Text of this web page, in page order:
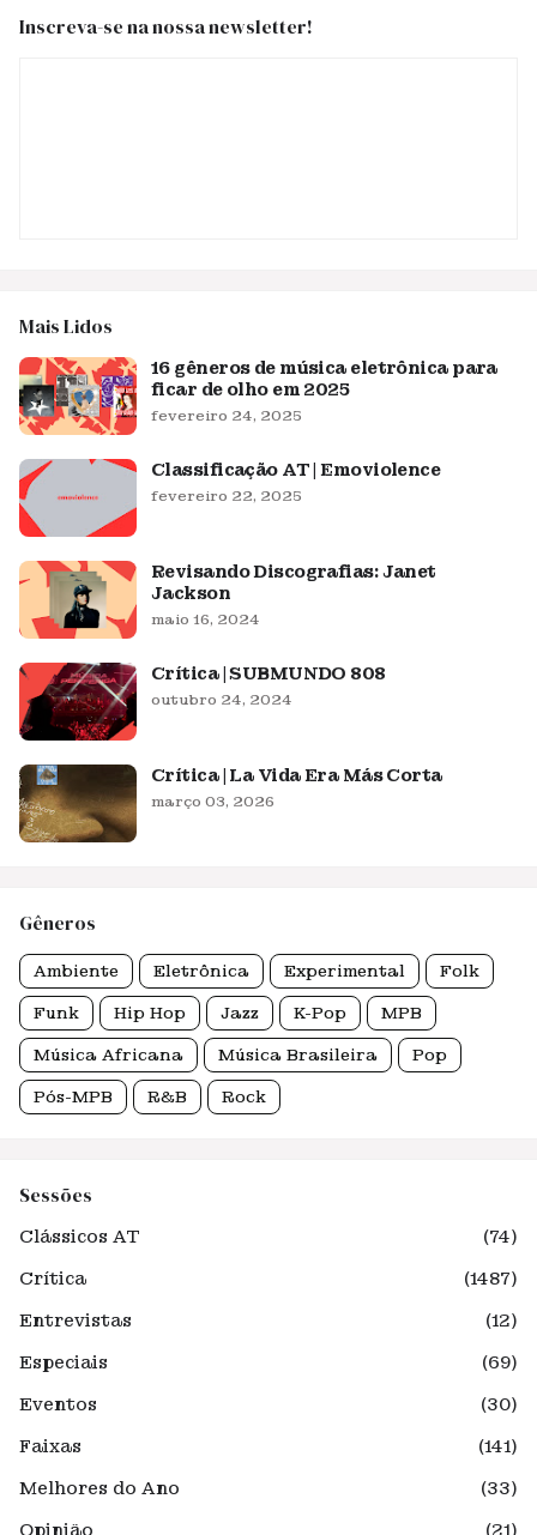
Inscreva-se na nossa newsletter!
Mais Lidos
16 gêneros de música eletrônica para
ficar de olho em 2025
fevereiro 24, 2025
Classificação AT | Emoviolence
fevereiro 22, 2025
Revisando Discografias: Janet
Jackson
maio 16, 2024
Crítica | SUBMUNDO 808
outubro 24, 2024
Crítica | La Vida Era Más Corta
março 03, 2026
Gêneros
Ambiente Eletrônica Experimental Folk
Funk Hip Hop Jazz K-Pop MPB
Música Africana Música Brasileira Pop
Pós-MPB R&B Rock
Sessões
Clássicos AT
(74)
Crítica
(1487)
Entrevistas
(12)
Especiais
(69)
Eventos
(30)
Faixas
(141)
Melhores do Ano
(33)
Opinião
(21)